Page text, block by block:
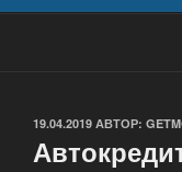
ОПУБЛИКОВАНО
19.04.2019 АВТОР: